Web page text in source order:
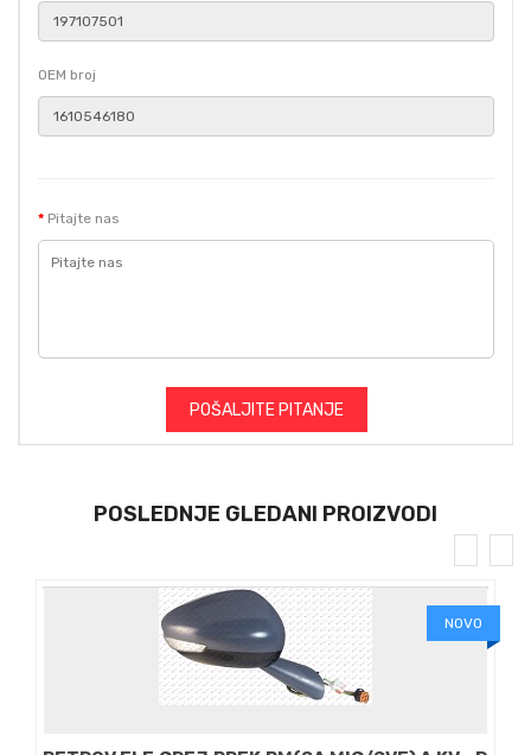
OEM broj
Pitajte nas
POŠALJITE PITANJE
POSLEDNJE GLEDANI PROIZVODI
NOVO